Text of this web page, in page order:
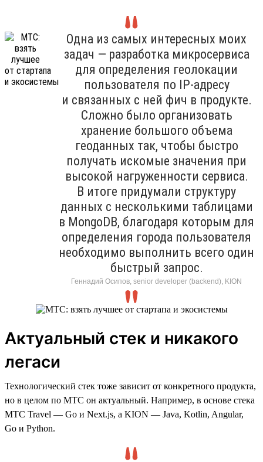
Одна из самых интересных моих
задач — разработка микросервиса
для определения геолокации
пользователя по IP-адресу
и связанных с ней фич в продукте.
Сложно было организовать
хранение большого объема
геоданных так, чтобы быстро
получать искомые значения при
высокой нагруженности сервиса.
В итоге придумали структуру
данных с несколькими таблицами
в MongoDB, благодаря которым для
определения города пользователя
необходимо выполнить всего один
быстрый запрос.
Геннадий Осипов, senior developer (backend), KION
Актуальный стек и никакого
легаси
Технологический стек тоже зависит от конкретного продукта,
но в целом по МТС он актуальный. Например, в основе стека
МТС Travel — Go и Next.js, а KION — Java, Kotlin, Angular,
Go и Python.